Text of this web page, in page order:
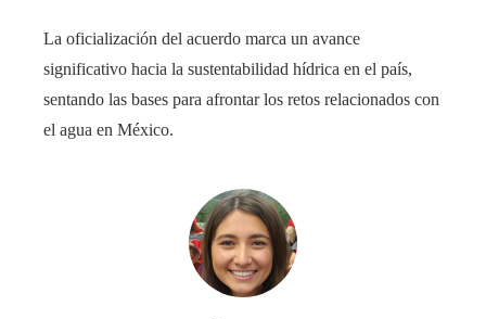
La oficialización del acuerdo marca un avance
significativo hacia la sustentabilidad hídrica en el país,
sentando las bases para afrontar los retos relacionados con
el agua en México.